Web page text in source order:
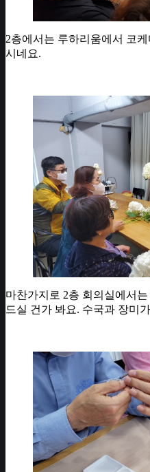
2층에서는 루하리움에서 코
시네요.
마찬가지로 2층 회의실에서
드실 건가 봐요. 수국과 장미